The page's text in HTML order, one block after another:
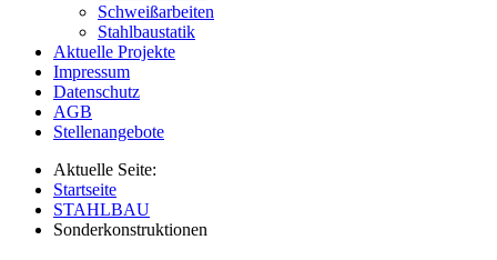
Schweißarbeiten
Stahlbaustatik
Aktuelle Projekte
Impressum
Datenschutz
AGB
Stellenangebote
Aktuelle Seite:
Startseite
STAHLBAU
Sonderkonstruktionen